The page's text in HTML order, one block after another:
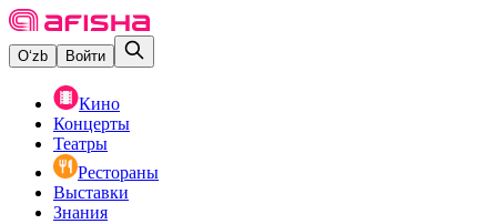
O‘zb Войти
Кино
Концерты
Театры
Рестораны
Выставки
Знания